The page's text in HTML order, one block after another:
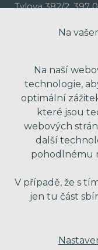
Tylova 382/2, 397
Na
Na naší
technologie,
optimální
které jsou
webových
další
pohodlnému
V případě, že s
jen tu část